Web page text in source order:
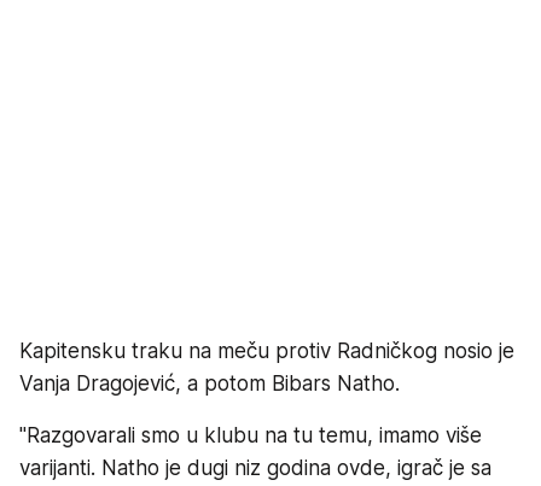
Kapitensku traku na meču protiv Radničkog nosio je
Vanja Dragojević, a potom Bibars Natho.
"Razgovarali smo u klubu na tu temu, imamo više
varijanti. Natho je dugi niz godina ovde, igrač je sa